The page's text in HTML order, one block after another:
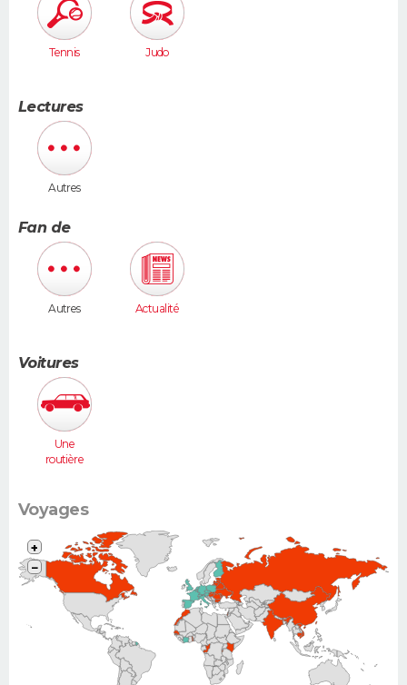
Tennis Judo
Lectures
Autres
Fan de
Autres Actualité
Voitures
Une
routière
Voyages
+
−